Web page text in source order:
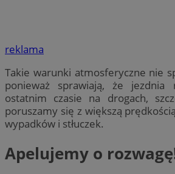
reklama
Takie warunki atmosferyczne nie
ponieważ sprawiają, że
ostatnim czasie na drogach,
poruszamy się z większą
wypadków i stłuczek.
Apelujemy o